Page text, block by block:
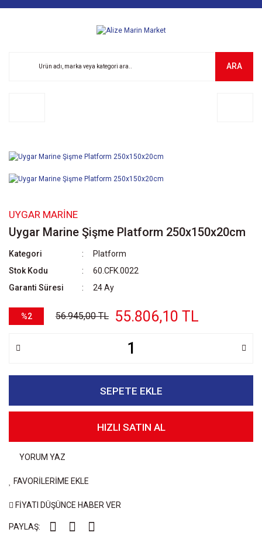
ARA
UYGAR MARINE
Uygar Marine Şişme Platform 250x150x20cm
Kategori
Platform
Stok Kodu
60.CFK.0022
Garanti Süresi
24 Ay
%2 56.945,00 TL 55.806,10 TL
SEPETE EKLE
HIZLI SATIN AL
YORUM YAZ
FAVORİLERİME EKLE
FİYATI DÜŞÜNCE HABER VER
PAYLAŞ: